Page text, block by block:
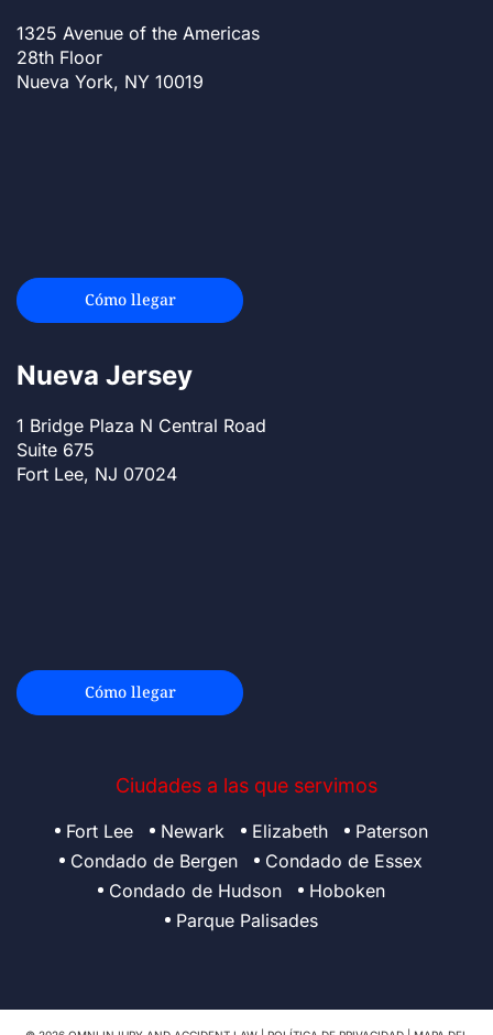
1325 Avenue of the Americas
28th Floor
Nueva York, NY 10019
Cómo llegar
Nueva Jersey
1 Bridge Plaza N Central Road
Suite 675
Fort Lee, NJ 07024
Cómo llegar
Ciudades a las que servimos
Fort Lee Newark Elizabeth
Paterson
Condado de Bergen
Condado de Essex
Condado de Hudson
Hoboken
Parque Palisades